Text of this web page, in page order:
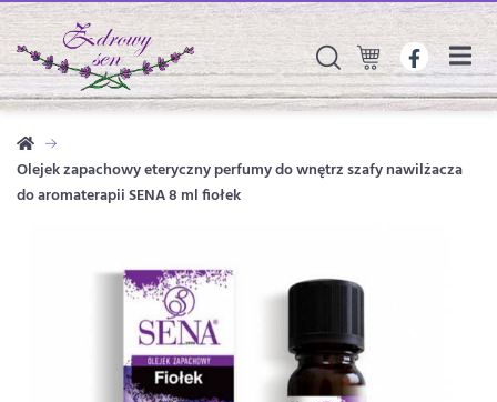
Olejek zapachowy eteryczny perfumy do wnętrz szafy nawilżacza
do aromaterapii SENA 8 ml fiołek